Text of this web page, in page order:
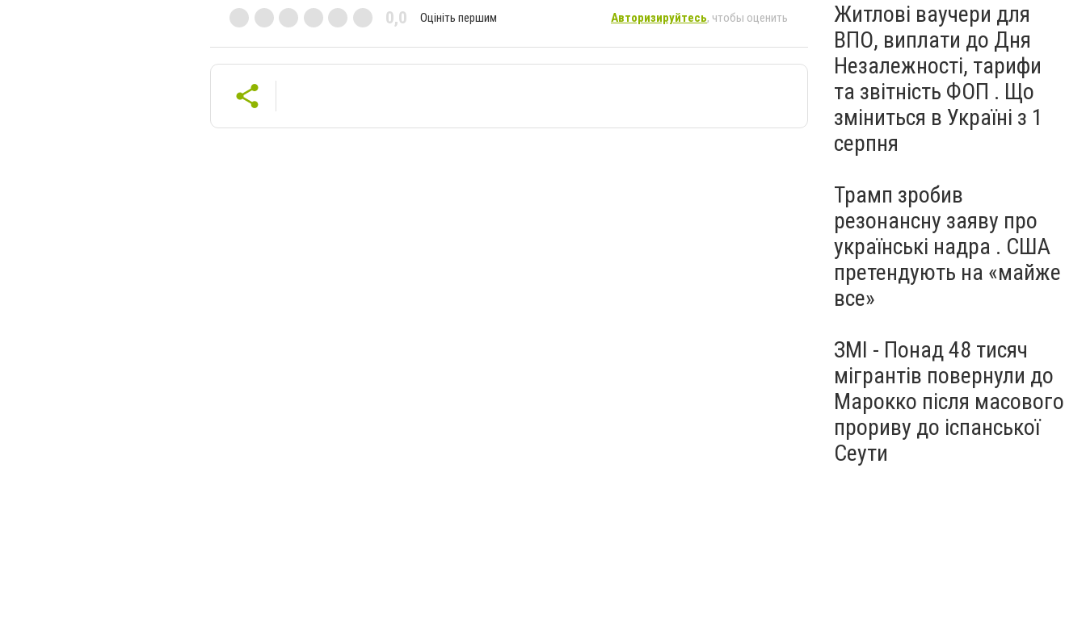
0,0 Оцініть першим Авторизируйтесь, чтобы оценить
Житлові ваучери для
ВПО, виплати до Дня
Незалежності, тарифи
та звітність ФОП . Що
зміниться в Україні з 1
серпня
Трамп зробив
резонансну заяву про
українські надра . США
претендують на «майже
все»
ЗМІ - Понад 48 тисяч
мігрантів повернули до
Марокко після масового
прориву до іспанської
Сеути